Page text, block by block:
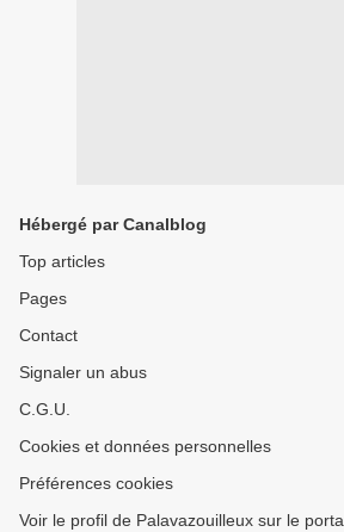
Hébergé par Canalblog
Top articles
Pages
Contact
Signaler un abus
C.G.U.
Cookies et données personnelles
Préférences cookies
Voir le profil de Palavazouilleux sur le